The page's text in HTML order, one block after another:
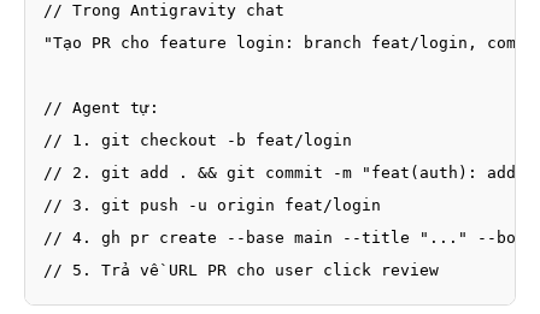
// Trong Antigravity chat
"Tạo PR cho feature login: branch feat/login,
// Agent tự:
// 1. git checkout -b feat/login
// 2. git add . && git commit -m "feat(auth): add
// 3. git push -u origin feat/login
// 4. gh pr create --base main --title "..." --
// 5. Trả về URL PR cho user click review